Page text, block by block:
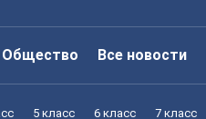
Общество Все новости
5 класс 6 класс 7 класс